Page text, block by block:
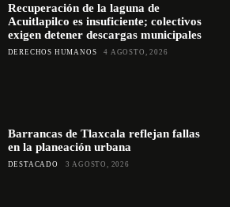
Recuperación de la laguna de
Acuitlapilco es insuficiente; colectivos
exigen detener descargas municipales
DERECHOS HUMANOS 4 AGOSTO, 2026
Barrancas de Tlaxcala reflejan fallas
en la planeación urbana
DESTACADO 3 AGOSTO, 2026